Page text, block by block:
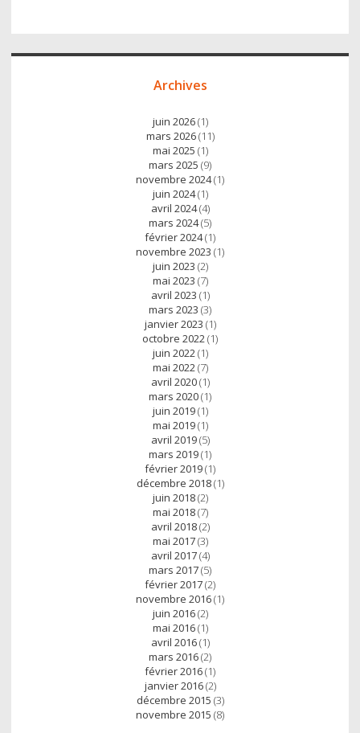
Archives
juin 2026(1)
mars 2026(11)
mai 2025 (1)
mars 2025 (9)
novembre 2024(1)
juin 2024(1)
avril 2024(4)
mars 2024(5)
février 2024(1)
novembre 2023 (1)
juin 2023 (2)
mai 2023 (7)
avril 2023 (1)
mars 2023 (3)
janvier 2023 (1)
octobre 2022(1)
juin 2022(1)
mai 2022(7)
avril 2020(1)
mars 2020(1)
juin 2019(1)
mai 2019(1)
avril 2019(5)
mars 2019(1)
février 2019(1)
décembre 2018(1)
juin 2018(2)
mai 2018(7)
avril 2018(2)
mai 2017(3)
avril 2017(4)
mars 2017(5)
février 2017(2)
novembre 2016(1)
juin 2016(2)
mai 2016(1)
avril 2016(1)
mars 2016(2)
février 2016(1)
janvier 2016(2)
décembre 2015 (3)
novembre 2015 (8)